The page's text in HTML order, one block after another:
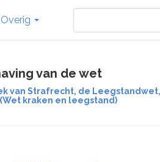
Overig
van de wet
van Strafrecht, de
kraken en leegstand)